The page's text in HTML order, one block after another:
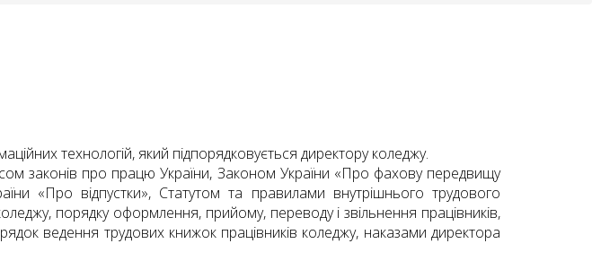
технологій, який підпорядковується директору коледжу.
законів про працю України, Законом України «Про фахову передвищу
«Про відпустки», Статутом та правилами внутрішнього трудового
порядку оформлення, прийому, переводу і звільнення працівників,
ведення трудових книжок працівників коледжу, наказами директора